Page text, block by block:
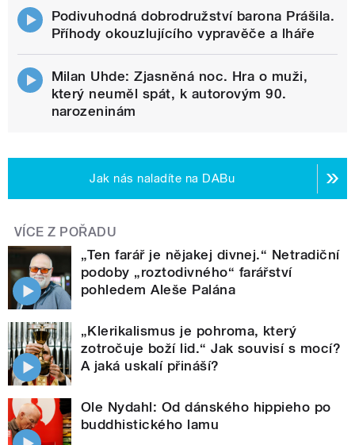
Podivuhodná dobrodružství barona Prášila.
Příhody okouzlujícího vypravěče a lháře
Milan Uhde: Zjasněná noc. Hra o muži,
který neuměl spát, k autorovým 90.
narozeninám
Jak nás naladíte na DABu
VÍCE Z POŘADU
„Ten farář je nějakej divnej.“ Netradiční
podoby „roztodivného“ farářství
pohledem Aleše Palána
„Klerikalismus je pohroma, který
zotročuje boží lid.“ Jak souvisí s mocí?
A jaká uskalí přináší?
Ole Nydahl: Od dánského hippieho po
buddhistického lamu